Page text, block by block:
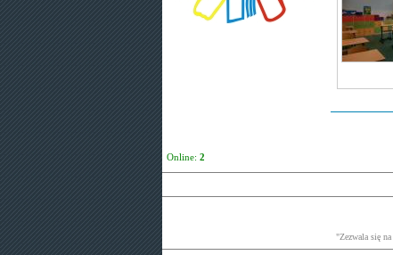
Online: 2
"Zezwala się